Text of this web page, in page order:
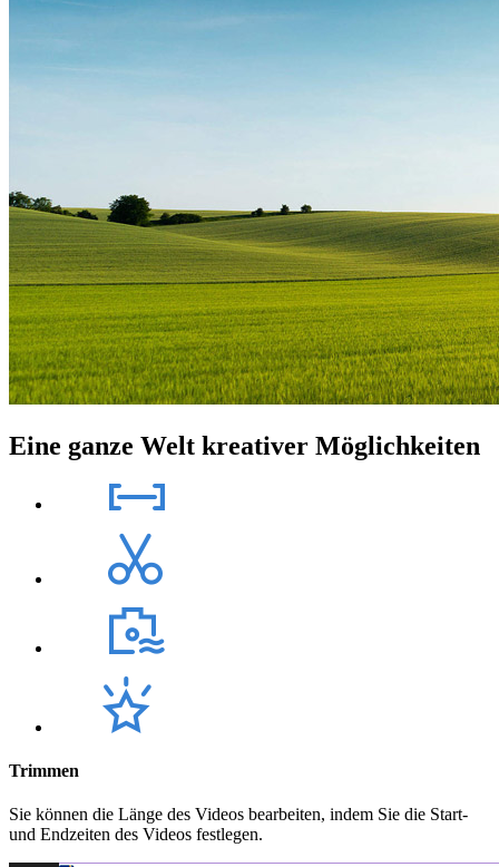
Eine ganze Welt kreativer Möglichkeiten
Trimmen
Sie können die Länge des Videos bearbeiten, indem Sie die Start-
und Endzeiten des Videos festlegen.